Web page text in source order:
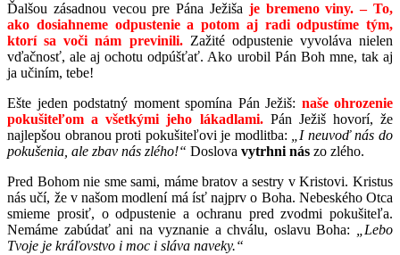
Ďalšou zásadnou vecou pre Pána Ježiša je bremeno viny. – To,
ako dosiahneme odpustenie a potom aj radi odpustíme tým,
ktorí sa voči nám previnili. Zažité odpustenie vyvoláva nielen
vďačnosť, ale aj ochotu odpúšťať. Ako urobil Pán Boh mne, tak aj
ja učiním, tebe!
Ešte jeden podstatný moment spomína Pán Ježiš: naše ohrozenie
pokušiteľom a všetkými jeho lákadlami.Pán Ježiš hovorí, že
najlepšou obranou proti pokušiteľovi je modlitba:
„I neuvoď nás do
pokušenia, ale zbav nás zlého!“ Doslova vytrhni nás zo zlého.
Pred Bohom nie sme sami, máme bratov a sestry v Kristovi. Kristus
nás učí, že v našom modlení má ísť najprv o Boha. Nebeského Otca
smieme prosiť, o odpustenie a ochranu pred zvodmi pokušiteľa.
Nemáme zabúdať ani na vyznanie a chválu, oslavu Boha:
„Lebo
Tvoje je kráľovstvo i moc i sláva naveky.“